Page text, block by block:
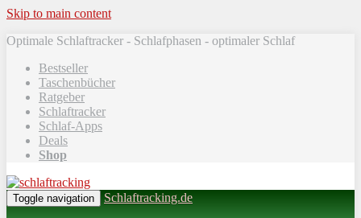
Skip to main content
Optimale Schlaftracker - Schlafphasen - optimaler Schlaf
Bestseller
Taschenbücher
Ratgeber
Schlaftracker
Schlaf-Apps
Deals
Shop
Toggle navigation Schlaftracking.de